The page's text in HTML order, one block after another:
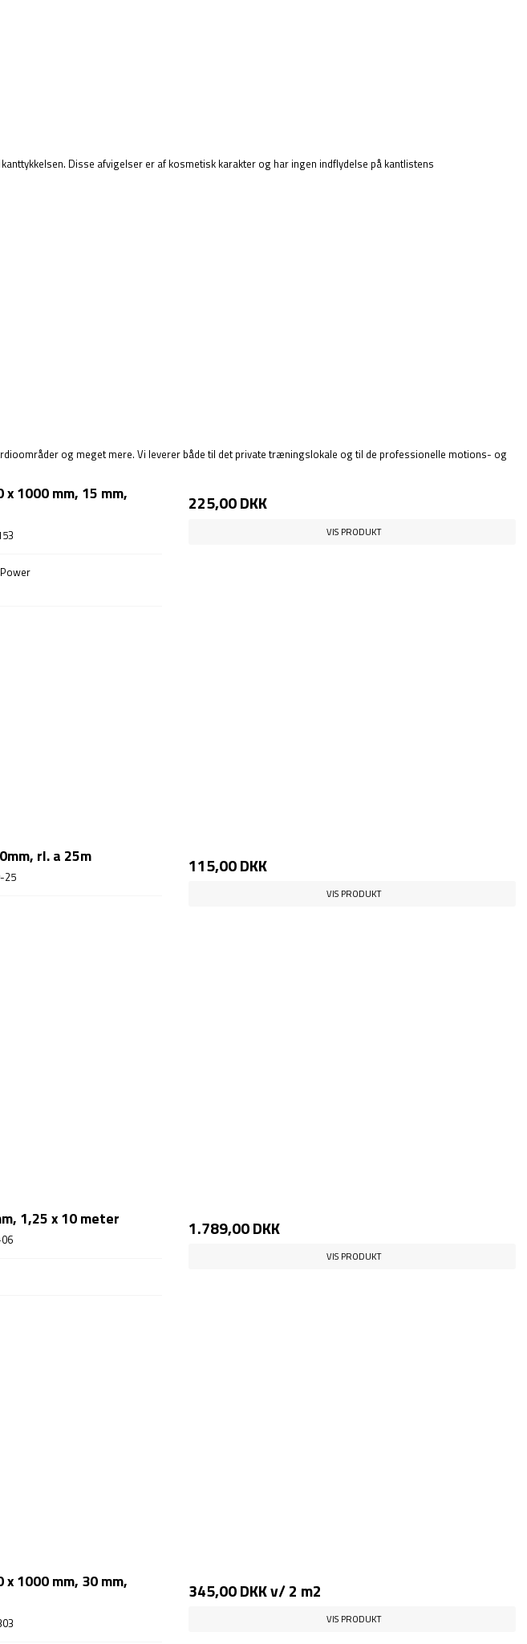
Disse afvigelser er af kosmetisk karakter og har ingen indflydelse på kantlistens
og meget mere. Vi leverer både til det private træningslokale og til de professionelle motions- og
1000 mm, 15 mm,
225,00 DKK
VIS PRODUKT
rl. a 25m
25 115,00 DKK
VIS PRODUKT
1,25 x 10 meter 1.789,00 DKK
VIS PRODUKT
1000 mm, 30 mm,
345,00 DKKv/ 2 m2
VIS PRODUKT